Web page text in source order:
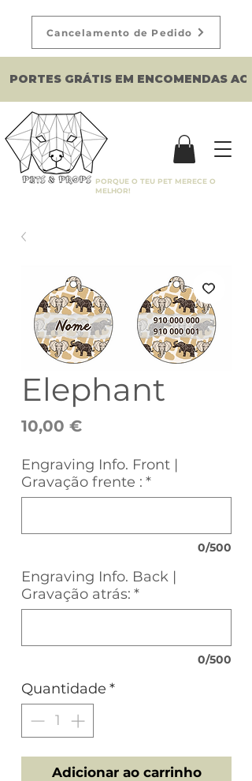
PORQUE O TEU PET MERECE O
MELHOR!
PORTES GRÁTIS EM ENCOMENDAS
Cancelamento de Pedido
Elephant
10,00 €Preço
Engraving Info. Front |
Gravação frente : *
0/500
Engraving Info. Back |
Gravação atrás: *
0/500
Quantidade *
Adicionar ao carrinho